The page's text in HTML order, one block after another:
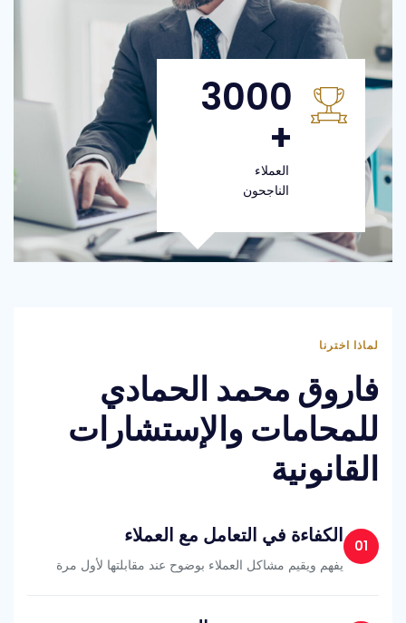
3000
+
العملاء
الناجحون
لماذا اخترنا
فاروق محمد الحمادي
للمحامات والإستشارات
القانونية
01 الكفاءة في التعامل مع العملاء
يفهم ويقيم مشاكل العملاء بوضوح عند مقابلتها لأول مرة